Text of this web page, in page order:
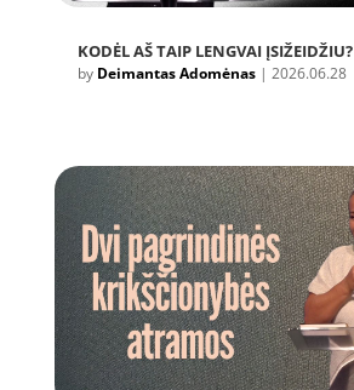
KODĖL AŠ TAIP LENGVAI ĮSIŽEIDŽIU?
by Deimantas Adomėnas| 2026.06.28